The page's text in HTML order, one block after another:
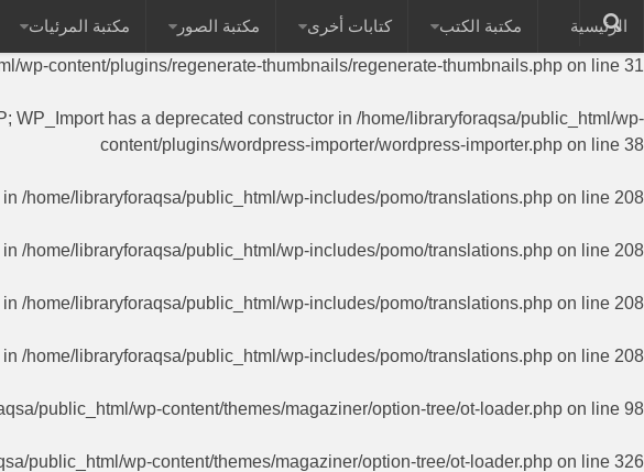
a future version of PHP; RegenerateThumbnails has a deprecated constructor in
wp-content/plugins/regenerate-thumbnails/regenerate-thumbnails.php on line 31
WP_Import has a deprecated constructor in /home/libraryforaqsa/public_html/wp-
content/plugins/wordpress-importer/wordpress-importer.php on line 38
in /home/libraryforaqsa/public_html/wp-includes/pomo/translations.php on line 208
in /home/libraryforaqsa/public_html/wp-includes/pomo/translations.php on line 208
in /home/libraryforaqsa/public_html/wp-includes/pomo/translations.php on line 208
in /home/libraryforaqsa/public_html/wp-includes/pomo/translations.php on line 208
public_html/wp-content/themes/magaziner/option-tree/ot-loader.php on line 98
public_html/wp-content/themes/magaziner/option-tree/ot-loader.php on line 326
الرئيسية مكتبة الكتب كتابات أخرى مكتبة الصور مكتبة المرئيات